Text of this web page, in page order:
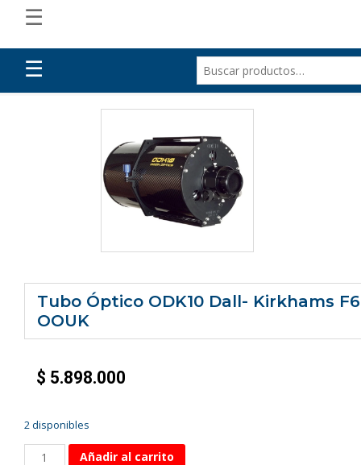
☰
☰
Tubo Óptico ODK10 Dall- Kirkhams
OOUK
$ 5.898.000
2 disponibles
Añadir al carrito